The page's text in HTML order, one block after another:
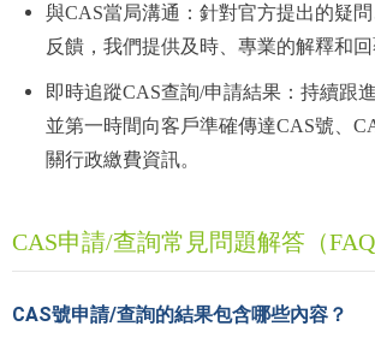
與CAS當局溝通：針對官方提出的疑
反饋，我們提供及時、專業的解釋和回
即時追蹤CAS查詢/申請結果：持續跟
並第一時間向客戶準確傳達CAS號、
關行政繳費資訊。
CAS申請/查詢常見問題解答（FAQ
CAS號申請/查詢的結果包含哪些內容？